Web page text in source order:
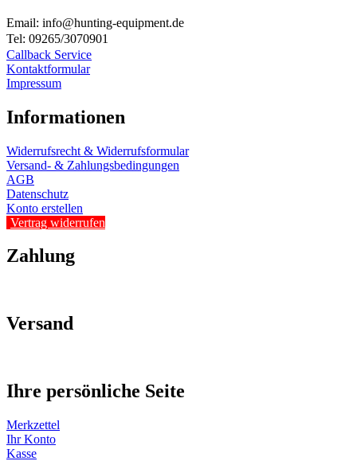
Email: info@hunting-equipment.de
Tel: 09265/3070901
Callback Service
Kontaktformular
Impressum
Informationen
Widerrufsrecht & Widerrufsformular
Versand- & Zahlungsbedingungen
AGB
Datenschutz
Konto erstellen
Vertrag widerrufen
Zahlung
Versand
Ihre persönliche Seite
Merkzettel
Ihr Konto
Kasse